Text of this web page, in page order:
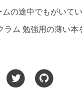
の途中でもがいて
ラム 勉強用の薄い本